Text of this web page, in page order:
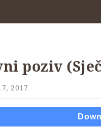
poziv
2017